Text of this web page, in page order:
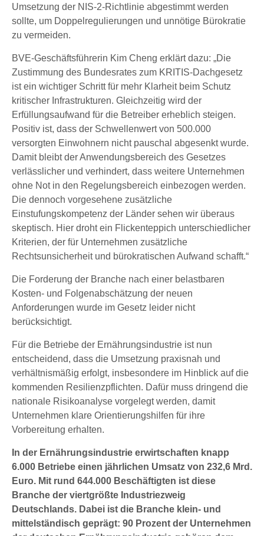
Umsetzung der NIS-2-Richtlinie abgestimmt werden
sollte, um Doppelregulierungen und unnötige Bürokratie
zu vermeiden.
BVE-Geschäftsführerin Kim Cheng erklärt dazu: „Die
Zustimmung des Bundesrates zum KRITIS-Dachgesetz
ist ein wichtiger Schritt für mehr Klarheit beim Schutz
kritischer Infrastrukturen. Gleichzeitig wird der
Erfüllungsaufwand für die Betreiber erheblich steigen.
Positiv ist, dass der Schwellenwert von 500.000
versorgten Einwohnern nicht pauschal abgesenkt wurde.
Damit bleibt der Anwendungsbereich des Gesetzes
verlässlicher und verhindert, dass weitere Unternehmen
ohne Not in den Regelungsbereich einbezogen werden.
Die dennoch vorgesehene zusätzliche
Einstufungskompetenz der Länder sehen wir überaus
skeptisch. Hier droht ein Flickenteppich unterschiedlicher
Kriterien, der für Unternehmen zusätzliche
Rechtsunsicherheit und bürokratischen Aufwand schafft.“
Die Forderung der Branche nach einer belastbaren
Kosten- und Folgenabschätzung der neuen
Anforderungen wurde im Gesetz leider nicht
berücksichtigt.
Für die Betriebe der Ernährungsindustrie ist nun
entscheidend, dass die Umsetzung praxisnah und
verhältnismäßig erfolgt, insbesondere im Hinblick auf die
kommenden Resilienzpflichten. Dafür muss dringend die
nationale Risikoanalyse vorgelegt werden, damit
Unternehmen klare Orientierungshilfen für ihre
Vorbereitung erhalten.
In der Ernährungsindustrie erwirtschaften knapp
6.000 Betriebe einen jährlichen Umsatz von 232,6 Mrd.
Euro. Mit rund 644.000 Beschäftigten ist diese
Branche der viertgrößte Industriezweig
Deutschlands. Dabei ist die Branche klein- und
mittelständisch geprägt: 90 Prozent der Unternehmen